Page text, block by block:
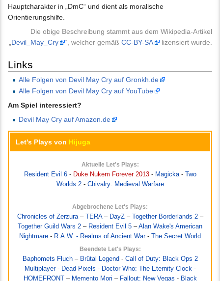
Hauptcharakter in „DmC“ und dient als moralische
Orientierungshilfe.
Die obige Beschreibung stammt aus dem Wikipedia-Artikel
Devil_May_Cry “, welcher gemäß CC-BY-SA lizensiert wurde.
Links
Alle Folgen von Devil May Cry auf Gronkh.de
Alle Folgen von Devil May Cry auf YouTube
Am Spiel interessiert?
Devil May Cry auf Amazon.de
Let's Plays von Hijuga
Aktuelle Let's Plays:
Resident Evil 6- Duke Nukem Forever 2013- Magicka- Two
Worlds 2- Chivalry: Medieval Warfare
Abgebrochene Let's Plays:
Chronicles of Zerzura– TERA– DayZ– Together Borderlands 2–
Together Guild Wars 2 – Resident Evil 5 –Alan Wake's American
Nightmare - R.A.W. - Realms of Ancient War- The Secret World
Beendete Let's Plays:
Baphomets Fluch– Brütal Legend - Call of Duty: Black Ops 2
Multiplayer- Dead Pixels - Doctor Who: The Eternity Clock-
HOMEFRONT
– Memento Mori – Fallout: New Vegas - Black